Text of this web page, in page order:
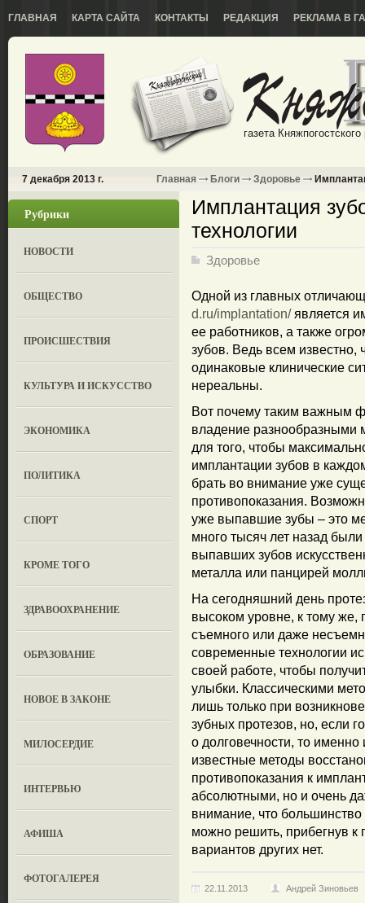
ГЛАВНАЯ КАРТА САЙТА КОНТАКТЫ РЕДАКЦИЯ РЕКЛАМА В
газета
7 декабря 2013 г. Главная Блоги Здоровье
Рубрики
НОВОСТИ
ОБЩЕСТВО
ПРОИСШЕСТВИЯ
КУЛЬТУРА И ИСКУССТВО
ЭКОНОМИКА
ПОЛИТИКА
СПОРТ
КРОМЕ ТОГО
ЗДРАВООХРАНЕНИЕ
OБРАЗОВАНИЕ
НОВОЕ В ЗАКОНЕ
МИЛОСЕРДИЕ
ИНТЕРВЬЮ
АФИША
ФОТОГАЛЕРЕЯ
Имплантация
технологии
Здоровье
Одной из главных
d.ru/implantation/является
ее работников, а также
зубов. Ведь всем
одинаковые клинические
нереальны.
Вот почему таким важным
владение разнообразными
для того, чтобы
имплантации зубов в
брать во внимание уже
противопоказания.
уже выпавшие зубы – это
много тысяч лет назад
выпавших зубов
металла или панцирей
На сегодняшний день
высоком уровне, к тому же,
съемного или даже
современные технологии
своей работе, чтобы
улыбки. Классическими
лишь только при
зубных протезов, но, если
о долговечности, то
известные методы
противопоказания к
абсолютными, но и очень
внимание, что большинство
можно решить, прибегнув к
вариантов других нет.
22.11.2013 Андрей Зиновьев